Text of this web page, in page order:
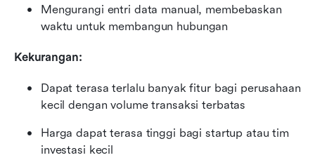
Mengurangi entri data manual, membebaskan
waktu untuk membangun hubungan
Kekurangan:
Dapat terasa terlalu banyak fitur bagi perusahaan
kecil dengan volume transaksi terbatas
Harga dapat terasa tinggi bagi startup atau tim
investasi kecil